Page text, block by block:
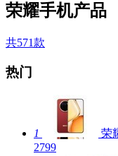
荣耀手机产品
共571款
热门
1 荣
2799